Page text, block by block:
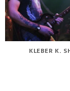
KLEBER K.